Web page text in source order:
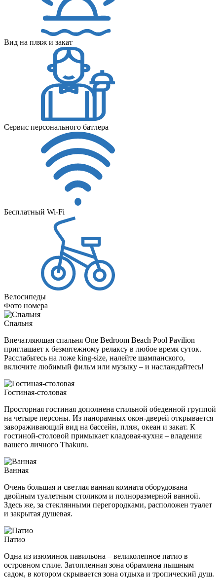
Вид на пляж и закат
Сервис персонального батлера
Бесплатный Wi-Fi
Велосипеды
Фото номера
Спальня
Впечатляющая спальня One Bedroom Beach Pool Pavilion
приглашает к безмятежному релаксу в любое время суток.
Расслабьтесь на ложе king-size, налейте шампанского,
включите любимый фильм или музыку – и наслаждайтесь!
Гостиная-столовая
Просторная гостиная дополнена стильной обеденной группой
на четыре персоны. Из панорамных окон-дверей открывается
завораживающий вид на бассейн, пляж, океан и закат. К
гостиной-столовой примыкает кладовая-кухня – владения
вашего личного Thakuru.
Ванная
Очень большая и светлая ванная комната оборудована
двойным туалетным столиком и полноразмерной ванной.
Здесь же, за стеклянными перегородками, расположен туалет
и закрытая душевая.
Патио
Одна из изюминок павильона – великолепное патио в
островном стиле. Затопленная зона обрамлена пышным
садом, в котором скрывается зона отдыха и тропический душ.